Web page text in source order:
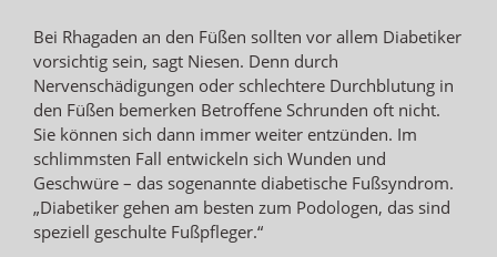
Bei Rhagaden an den Füßen sollten vor allem Diabetiker
vorsichtig sein, sagt Niesen. Denn durch
Nervenschädigungen oder schlechtere Durchblutung in
den Füßen bemerken Betroffene Schrunden oft nicht.
Sie können sich dann immer weiter entzünden. Im
schlimmsten Fall entwickeln sich Wunden und
Geschwüre – das sogenannte diabetische Fußsyndrom.
„Diabetiker gehen am besten zum Podologen, das sind
speziell geschulte Fußpfleger.“